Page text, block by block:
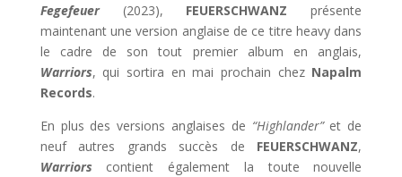
Fegefeuer(2023), FEUERSCHWANZ présente
maintenant une version anglaise de ce titre heavy dans
le cadre de son tout premier album en anglais,
Warriors, qui sortira en mai prochain chez Napalm
Records.
En plus des versions anglaises de “Highlander”et de
neuf autres grands succès de FEUERSCHWANZ,
Warriors contient également la toute nouvelle